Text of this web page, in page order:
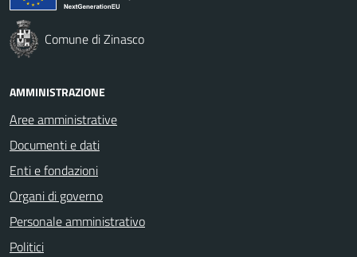
Comune di Zinasco
AMMINISTRAZIONE
Aree amministrative
Documenti e dati
Enti e fondazioni
Organi di governo
Personale amministrativo
Politici